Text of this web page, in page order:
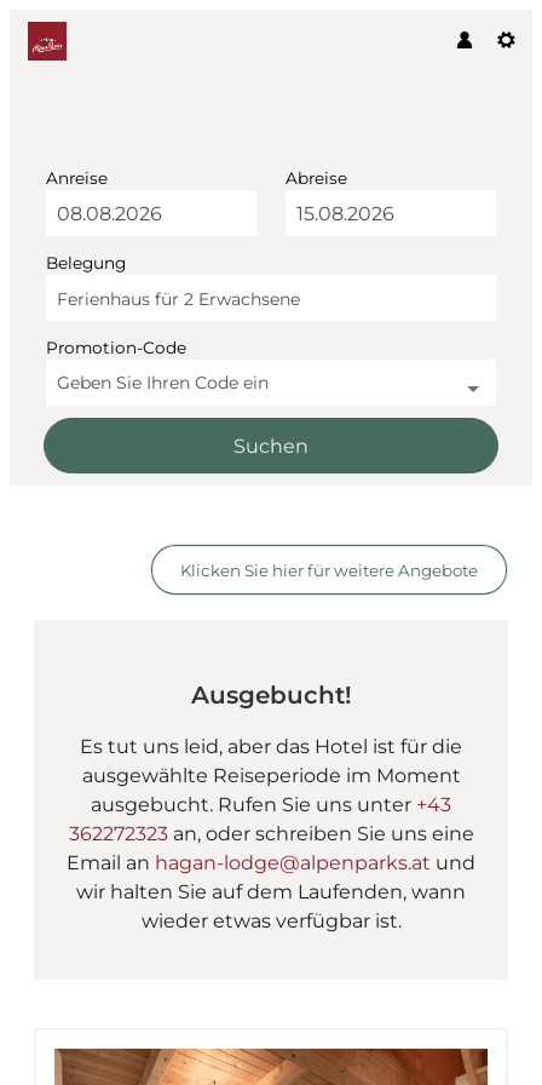
Anreise Abreise
Belegung
Ferienhaus für 2 Erwachsene
Promotion-Code
Geben Sie Ihren Code ein
Suchen
AlpenParks Hagan
Klicken Sie hier für weitere Angebote
Ausgebucht!
Es tut uns leid, aber das Hotel ist für die
ausgewählte Reiseperiode im Moment
ausgebucht. Rufen Sie uns unter +43
362272323an, oder schreiben Sie uns eine
Email an hagan-lodge@alpenparks.at und
wir halten Sie auf dem Laufenden, wann
wieder etwas verfügbar ist.